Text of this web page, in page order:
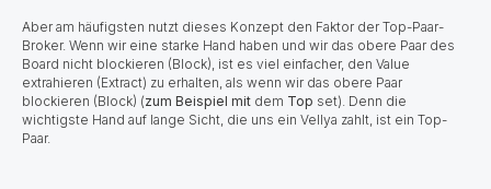
Aber am häufigsten nutzt dieses Konzept den Faktor der Top-Paar-
Broker. Wenn wir eine starke Hand haben und wir das obere Paar des
Board nicht blockieren (Block), ist es viel einfacher, den Value
extrahieren (Extract) zu erhalten, als wenn wir das obere Paar
blockieren (Block) (zum Beispiel mit dem Top set). Denn die
wichtigste Hand auf lange Sicht, die uns ein Vellya zahlt, ist ein Top-
Paar.